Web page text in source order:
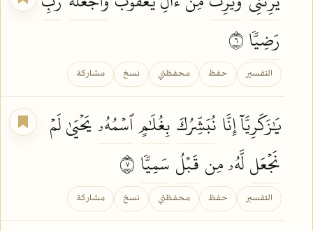
رَضِيّٗا
التفسير حفظ محفظتي نسخ مشاركة
يَٰزَكَرِيَّآ إِنَّا نُبَشِّرُكَ بِغُلَٰمٍٱسۡمُهُۥيَحۡيَىٰ لَمۡ
نَجۡعَللَّهُۥ مِن قَبۡلُ سَمِيّٗا
التفسير حفظ محفظتي نسخ مشاركة